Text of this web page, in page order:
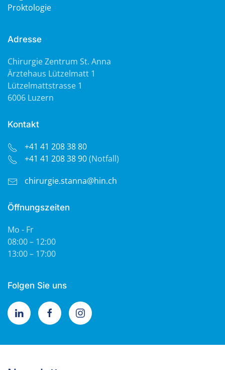
Proktologie
Adresse
Chirurgie Zentrum St. Anna
Ärztehaus Lützelmatt 1
Lützelmattstrasse 1
6006 Luzern
Kontakt
+41 41 208 38 80
+41 41 208 38 90(Notfall)
chirurgie.stanna@hin.ch
Öffnungszeiten
Mo - Fr
08:00 – 12:00
13:00 – 17:00
Folgen Sie uns